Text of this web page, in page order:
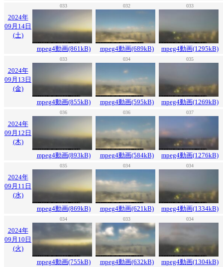
033 032 033
2024年
09月14日
(土)
mpeg4動画(861kB)
mpeg4動画(689kB) mpeg4動画(1295kB)
033 034 035
2024年
09月13日
(金)
mpeg4動画(855kB)
mpeg4動画(595kB) mpeg4動画(1269kB)
036 036 037
2024年
09月12日
(木)
mpeg4動画(893kB)
mpeg4動画(584kB) mpeg4動画(1276kB)
035 034 034
2024年
09月11日
(水)
mpeg4動画(869kB)
mpeg4動画(621kB) mpeg4動画(1334kB)
034 033 034
2024年
09月10日
(火)
mpeg4動画(755kB)
mpeg4動画(632kB) mpeg4動画(1304kB)